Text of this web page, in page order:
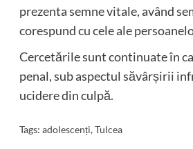
prezenta semne vitale, având
corespund cu cele ale
Cercetările sunt continuate în
penal, sub aspectul săvârșirii
ucidere din culpă.
Tags: adolescenți,Tulcea